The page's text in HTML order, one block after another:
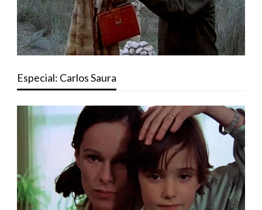
Especial: Carlos Saura